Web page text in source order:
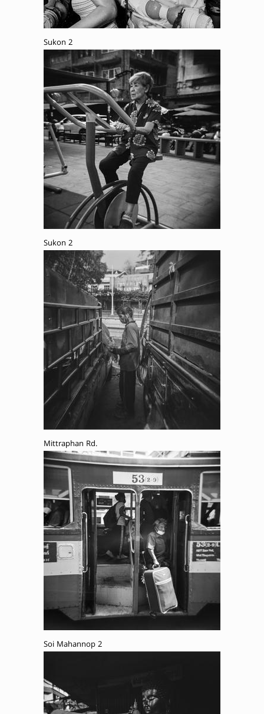
Sukon 2
Sukon 2
Mittraphan Rd.
Soi Mahannop 2